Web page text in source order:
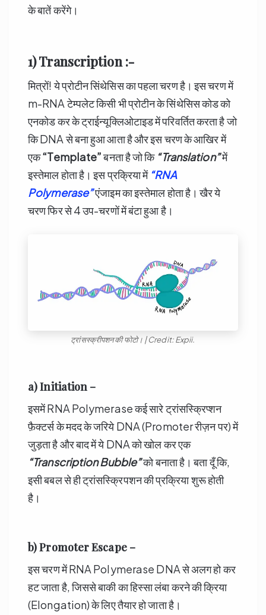
के बातें करेंगे।
1) Transcription :-
मित्रों! ये प्रोटीन सिंथेसिस का पहला चरण है। इस चरण में
m-RNA टेम्पलेट किसी भी प्रोटीन के सिंथेसिस कोड को
एनकोड कर के ट्राईन्यूक्लिओटाइड में परिवर्तित करता है जो
कि DNA से बना हुआ आता है और इस चरण के आखिर में
एक“Template”बनता है जो कि “Translation”में
इस्तेमाल होता है। इस प्रक्रिया में “RNA
Polymerase”एंजाइम का इस्तेमाल होता है। खैर ये
चरण फिर से 4 उप-चरणों में बंटा हुआ है।
ट्रांसस्क्रीपशन की फोटो। | Credit: Expii.
a) Initiation –
इसमें RNA Polymerase कई सारे ट्रांसस्क्रिप्शन
फ़ैक्टर्स के मदद के जरिये DNA (Promoter रीज़न पर) में
जुड़ता है और बाद में ये DNA को खोल कर एक
“Transcription Bubble”को बनाता है। बता दूँ कि,
इसी बबल से ही ट्रांसस्क्रिपशन की प्रक्रिया शुरू होती
है।
b) Promoter Escape –
इस चरण में RNA Polymerase DNA से अलग हो कर
हट जाता है, जिससे बाकी का हिस्सा लंबा करने की क्रिया
(Elongation) के लिए तैयार हो जाता है।